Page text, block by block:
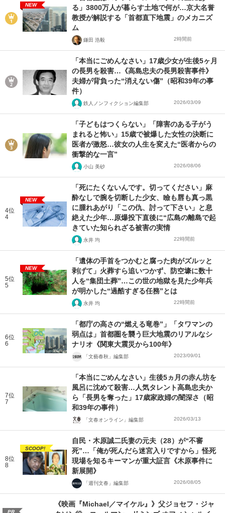
NEW
る」3800万人が暮らす土地で何が…京大名誉
教授が解説する「首都直下地震」のメカニズ
ム
鎌田 浩毅 2時間前
「本当にごめんなさい」17歳少女が生後5ヶ月
の長男を殺害…《高島忠夫の長男殺害事件》
夫婦が背負った“消えない傷”（昭和39年の事
件）
鉄人ノンフィクション編集部 2026/03/09
「子どもはつくらない」「障害のある子がう
まれると怖い」15歳で被爆した女性の決断に
医者が激怒…彼女の人生を変えた“医者からの
衝撃的な一言”
小山 美砂 2026/08/06
4位
4
NEW
「死にたくないんです。切ってください」麻
酔なしで腕を切断した少女、瞼も唇も真っ黒
に腫れあがり「この仇、討って下さい」と息
絶えた少年…原爆投下直後に“広島の離島で起
きていた知られざる被害の実情
永井 均 22時間前
5位
5
NEW
「遺体の手首をつかむと腐った肉がズルッと
剥げて」火葬すら追いつかず、防空壕に数十
人を“集団土葬”…この世の地獄を見た少年兵
が明かした“過酷すぎる任務”とは
永井 均 22時間前
6位
6
「都庁の高さの“燃える竜巻”」「タワマンの
弱点は」首都圏を襲う巨大地震のリアルなシ
ナリオ《関東大震災から100年》
「文藝春秋」編集部 2023/09/01
7位
7
「本当にごめんなさい」生後5ヵ月の赤ん坊を
風呂に沈めて殺害…人気タレント高島忠夫か
ら「長男を奪った」17歳家政婦の闇深さ（昭
和39年の事件）
「文春オンライン」編集部 2026/03/13
8位
8
SCOOP!
自民・木原誠二氏妻の元夫（28）が“不審
死”…「俺が死んだら迷宮入りですから」怪死
現場を知るキーマンが重大証言《木原事件に
新展開》
「週刊文春」編集部 2026/08/05
PR
《映画『Michael／マイケル』》父ジョセフ・ジャ